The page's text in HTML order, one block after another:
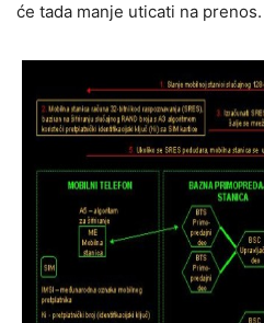
će tada manje uticati na prenos.